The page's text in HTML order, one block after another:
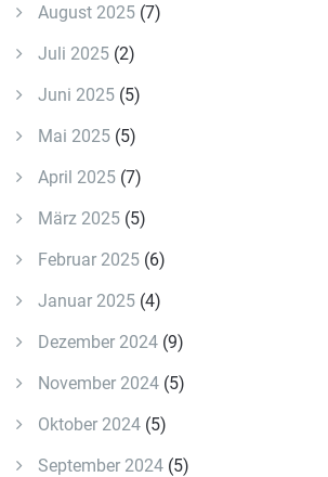
August 2025 (7)
Juli 2025 (2)
Juni 2025 (5)
Mai 2025 (5)
April 2025 (7)
März 2025 (5)
Februar 2025 (6)
Januar 2025 (4)
Dezember 2024 (9)
November 2024 (5)
Oktober 2024 (5)
September 2024 (5)